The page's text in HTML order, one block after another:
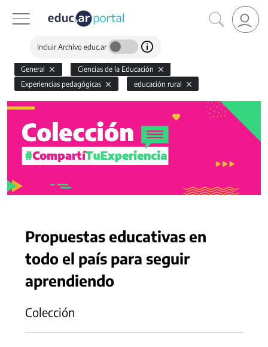
Incluir Archivo educ.ar
General
Ciencias de la Educación
Experiencias pedagógicas
educación rural
Propuestas educativas en
todo el país para seguir
aprendiendo
Colección